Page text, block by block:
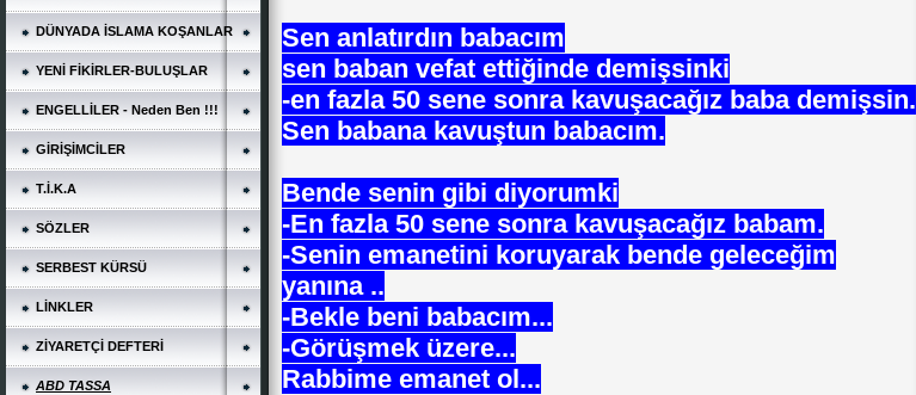
DÜNYADA İSLAMA KOŞANLAR
YENİ FİKİRLER-BULUŞLAR
ENGELLİLER - Neden Ben !!!
GİRİŞİMCİLER
T.İ.K.A
SÖZLER
SERBEST KÜRSÜ
LİNKLER
ZİYARETÇİ DEFTERİ
ABD TASSA
Sen anlatırdın babacım
sen baban vefat ettiğinde demişsinki
-en fazla 50 sene sonra kavuşacağız baba demişsin.
Sen babana kavuştun babacım.
Bende senin gibi diyorumki
-En fazla 50 sene sonra kavuşacağız babam.
-Senin emanetini koruyarak bende geleceğim
yanına ..
-Bekle beni babacım...
-Görüşmek üzere...
Rabbime emanet ol...